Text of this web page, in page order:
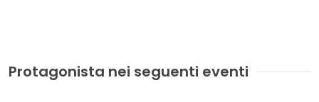
Protagonista nei seguenti eventi